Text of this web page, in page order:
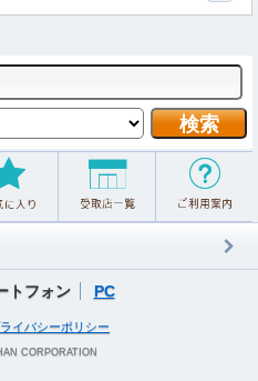
トフォン PC
イバシーポリシー
CORPORATION